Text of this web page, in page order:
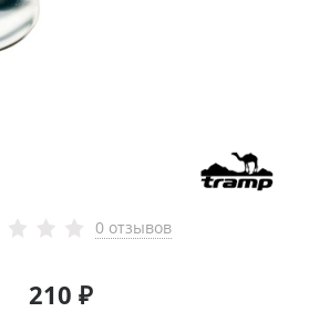
0 отзывов
210 ₽